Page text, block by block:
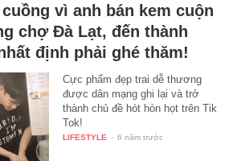
vì anh bán kem cuộn
chợ Đà Lạt, đến thành
định phải ghé thăm!
Cực phẩm đẹp trai dễ thương
được dân mạng ghi lại và trở
thành chủ đề hót hòn họt trên Tik
Tok!
LIFESTYLE - 6 năm trước